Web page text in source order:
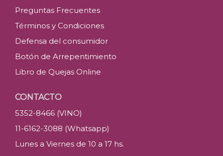
Preguntas Frecuentes
Términos y Condiciones
Defensa del consumidor
Botón de Arrepentimiento
Libro de Quejas Online
CONTACTO
5352-8466 (VINO)
11-6162-3088 (Whatsapp)
Lunes a Viernes de 10 a 17 hs.